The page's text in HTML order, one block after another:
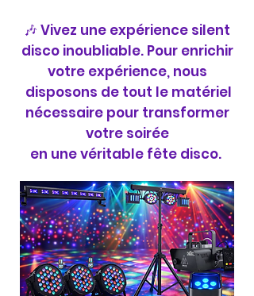
🎶 Vivez une expérience silent
disco inoubliable. Pour enrichir
votre expérience, nous
disposons de tout le matériel
nécessaire pour transformer
votre soirée
en une véritable fête disco.